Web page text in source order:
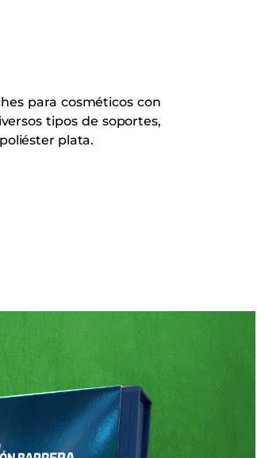
para cosméticos con
tipos de soportes,
plata.